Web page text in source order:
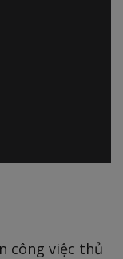
công việc thủ